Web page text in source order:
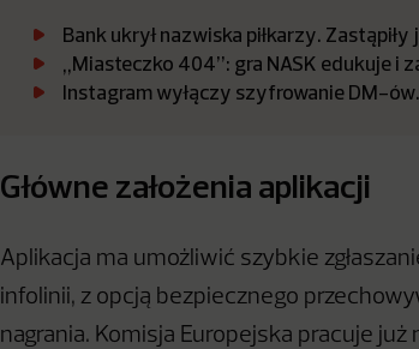
Bank ukrył nazwiska piłkarzy.
„Miasteczko 404”: gra NASK edukuje i
Instagram wyłączy szyfrowanie DM-
Główne założenia aplikacji
Aplikacja ma umożliwić szybkie
infolinii, z opcją bezpiecznego
nagrania. Komisja Europejska pracuje